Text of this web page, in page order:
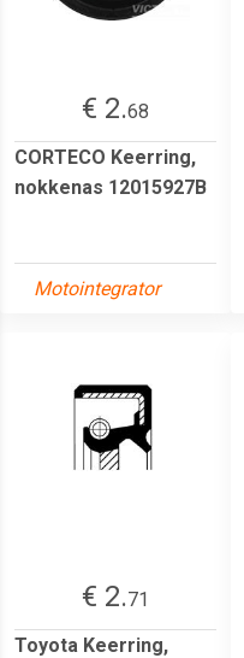
€ 2.68
CORTECO Keerring,
nokkenas 12015927B
Motointegrator
€ 2.71
Toyota Keerring,